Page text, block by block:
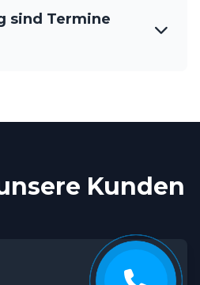
sind Termine
Kunden